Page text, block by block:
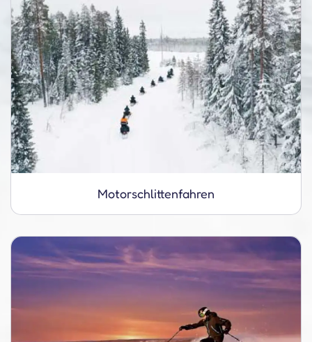
Motorschlitten­fahren